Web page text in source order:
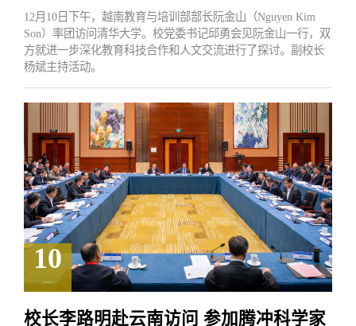
12月10日下午，越南教育与培训部部长阮金山（Nguyen Kim
Son）率团访问清华大学。校党委书记邱勇会见阮金山一行，双
方就进一步深化教育科技合作和人文交流进行了探讨。副校长
杨斌主持活动。
10
2024.12
校长李路明赴云南访问 参加腾冲科学家